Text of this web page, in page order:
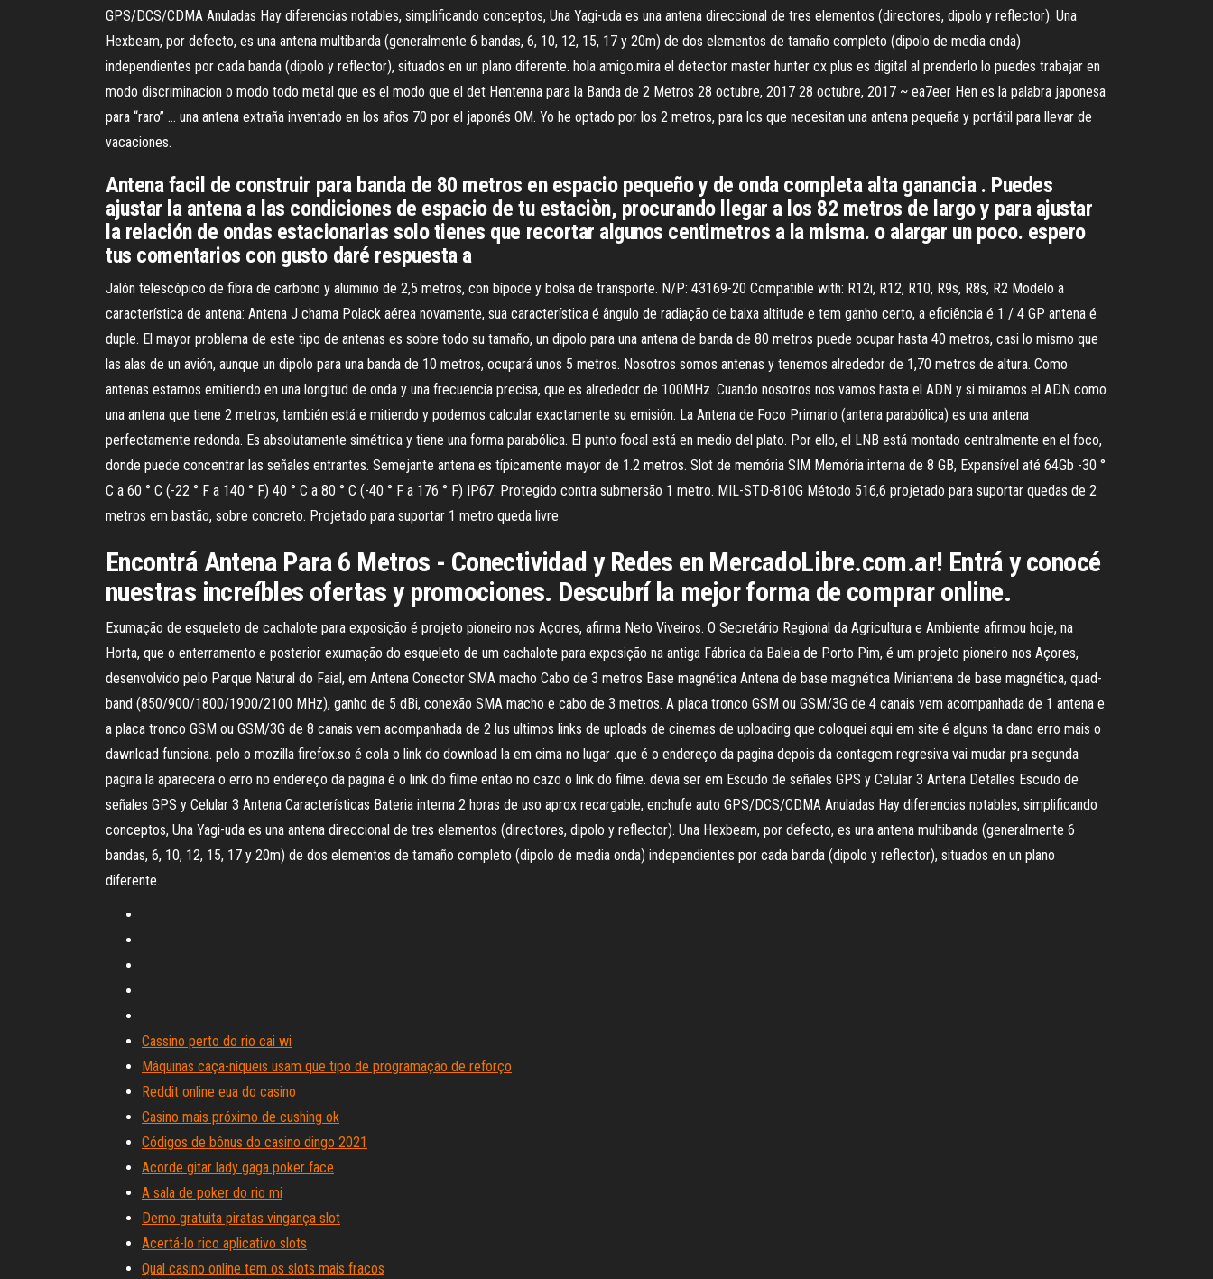
GPS/DCS/CDMA Anuladas Hay diferencias notables, simplificando conceptos, Una Yagi-uda es una antena direccional de tres elementos (directores, dipolo y reflector). Una
Hexbeam, por defecto, es una antena multibanda (generalmente 6 bandas, 6, 10, 12, 15, 17 y 20m) de dos elementos de tamaño completo (dipolo de media onda)
independientes por cada banda (dipolo y reflector), situados en un plano diferente. hola amigo.mira el detector master hunter cx plus es digital al prenderlo lo puedes trabajar en
modo discriminacion o modo todo metal que es el modo que el det Hentenna para la Banda de 2 Metros 28 octubre, 2017 28 octubre, 2017 ~ ea7eer Hen es la palabra japonesa
para “raro” … una antena extraña inventado en los años 70 por el japonés OM. Yo he optado por los 2 metros, para los que necesitan una antena pequeña y portátil para llevar de
vacaciones.
Antena facil de construir para banda de 80 metros en espacio pequeño y de onda completa alta ganancia . Puedes
ajustar la antena a las condiciones de espacio de tu estaciòn, procurando llegar a los 82 metros de largo y para ajustar
la relación de ondas estacionarias solo tienes que recortar algunos centimetros a la misma. o alargar un poco. espero
tus comentarios con gusto daré respuesta a
Jalón telescópico de fibra de carbono y aluminio de 2,5 metros, con bípode y bolsa de transporte. N/P: 43169-20 Compatible with: R12i, R12, R10, R9s, R8s, R2 Modelo a
característica de antena: Antena J chama Polack aérea novamente, sua característica é ângulo de radiação de baixa altitude e tem ganho certo, a eficiência é 1 / 4 GP antena é
duple. El mayor problema de este tipo de antenas es sobre todo su tamaño, un dipolo para una antena de banda de 80 metros puede ocupar hasta 40 metros, casi lo mismo que
las alas de un avión, aunque un dipolo para una banda de 10 metros, ocupará unos 5 metros. Nosotros somos antenas y tenemos alrededor de 1,70 metros de altura. Como
antenas estamos emitiendo en una longitud de onda y una frecuencia precisa, que es alrededor de 100MHz. Cuando nosotros nos vamos hasta el ADN y si miramos el ADN como
una antena que tiene 2 metros, también está e mitiendo y podemos calcular exactamente su emisión. La Antena de Foco Primario (antena parabólica) es una antena
perfectamente redonda. Es absolutamente simétrica y tiene una forma parabólica. El punto focal está en medio del plato. Por ello, el LNB está montado centralmente en el foco,
donde puede concentrar las señales entrantes. Semejante antena es típicamente mayor de 1.2 metros. Slot de memória SIM Memória interna de 8 GB, Expansível até 64Gb -30 °
C a 60 ° C (-22 ° F a 140 ° F) 40 ° C a 80 ° C (-40 ° F a 176 ° F) IP67. Protegido contra submersão 1 metro. MIL-STD-810G Método 516,6 projetado para suportar quedas de 2
metros em bastão, sobre concreto. Projetado para suportar 1 metro queda livre
Encontrá Antena Para 6 Metros - Conectividad y Redes en MercadoLibre.com.ar! Entrá y conocé
nuestras increíbles ofertas y promociones. Descubrí la mejor forma de comprar online.
Exumação de esqueleto de cachalote para exposição é projeto pioneiro nos Açores, afirma Neto Viveiros. O Secretário Regional da Agricultura e Ambiente afirmou hoje, na
Horta, que o enterramento e posterior exumação do esqueleto de um cachalote para exposição na antiga Fábrica da Baleia de Porto Pim, é um projeto pioneiro nos Açores,
desenvolvido pelo Parque Natural do Faial, em Antena Conector SMA macho Cabo de 3 metros Base magnética Antena de base magnética Miniantena de base magnética, quad-
band (850/900/1800/1900/2100 MHz), ganho de 5 dBi, conexão SMA macho e cabo de 3 metros. A placa tronco GSM ou GSM/3G de 4 canais vem acompanhada de 1 antena e
a placa tronco GSM ou GSM/3G de 8 canais vem acompanhada de 2 lus ultimos links de uploads de cinemas de uploading que coloquei aqui em site é alguns ta dano erro mais o
dawnload funciona. pelo o mozilla firefox.so é cola o link do download la em cima no lugar .que é o endereço da pagina depois da contagem regresiva vai mudar pra segunda
pagina la aparecera o erro no endereço da pagina é o link do filme entao no cazo o link do filme. devia ser em Escudo de señales GPS y Celular 3 Antena Detalles Escudo de
señales GPS y Celular 3 Antena Características Bateria interna 2 horas de uso aprox recargable, enchufe auto GPS/DCS/CDMA Anuladas Hay diferencias notables, simplificando
conceptos, Una Yagi-uda es una antena direccional de tres elementos (directores, dipolo y reflector). Una Hexbeam, por defecto, es una antena multibanda (generalmente 6
bandas, 6, 10, 12, 15, 17 y 20m) de dos elementos de tamaño completo (dipolo de media onda) independientes por cada banda (dipolo y reflector), situados en un plano
diferente.
Cassino perto do rio cai wi
Máquinas caça-níqueis usam que tipo de programação de reforço
Reddit online eua do casino
Casino mais próximo de cushing ok
Códigos de bônus do casino dingo 2021
Acorde gitar lady gaga poker face
A sala de poker do rio mi
Demo gratuita piratas vingança slot
Acertá-lo rico aplicativo slots
Qual casino online tem os slots mais fracos